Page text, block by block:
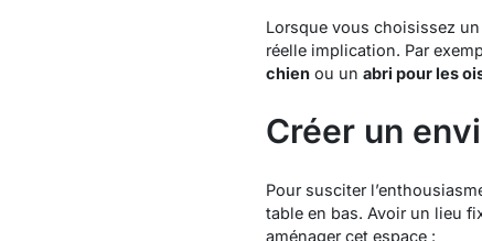
Lorsque vous choisissez
réelle implication. Par
chienou un abri pour les
Créer un
Pour susciter
table en bas. Avoir un lieu
aménager cet espace :